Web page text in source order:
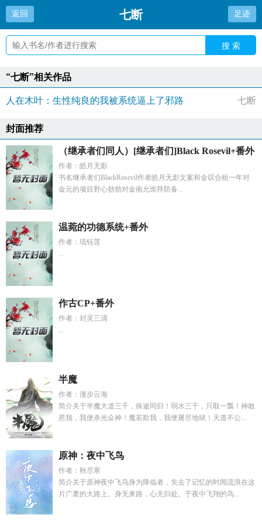
返回 七断 足迹
搜 索
“七断”相关作品
人在木叶：生性纯良的我被系统逼上了邪路 七断
封面推荐
（继承者们同人）[继承者们]Black Rosevil+番外
作者：皓月无影
书名继承者们BlackRosevil作者皓月无影文案和金叹合租一年对
金元的项目野心勃勃对金南允崇拜防备...
温菀的功德系统+番外
作者：琉钰莲
...
作古CP+番外
作者：封灵三清
...
半魔
作者：漫步云海
简介关于半魔大道三千，殊途同归！弱水三千，只取一瓢！神敢
惹我，我便杀光众神！魔若欺我，我便屠尽地狱！天道不公...
原神：夜中飞鸟
作者：秋尽寒
简介关于原神夜中飞鸟身为降临者，失去了记忆的时闻流浪在这
片广袤的大路上。身无来路，心无归处。于夜中飞翔的鸟...